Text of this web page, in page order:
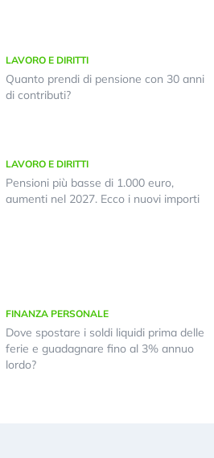
LAVORO E DIRITTI
Quanto prendi di pensione con 30 anni
di contributi?
LAVORO E DIRITTI
Pensioni più basse di 1.000 euro,
aumenti nel 2027. Ecco i nuovi importi
FINANZA PERSONALE
Dove spostare i soldi liquidi prima delle
ferie e guadagnare fino al 3% annuo
lordo?